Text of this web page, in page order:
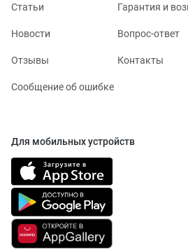
Статьи Гарантия и
Новости Вопрос-ответ
Отзывы Контакты
Сообщение об ошибке
Для мобильных устройств